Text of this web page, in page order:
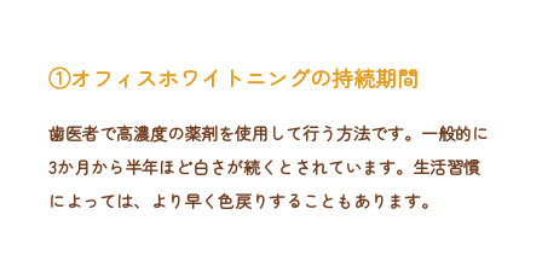
①オフィスホワイトニングの持続期間
歯医者で高濃度の薬剤を使用して行う方法です。一般的に
3か月から半年ほど白さが続くとされています。生活習慣
によっては、より早く色戻りすることもあります。